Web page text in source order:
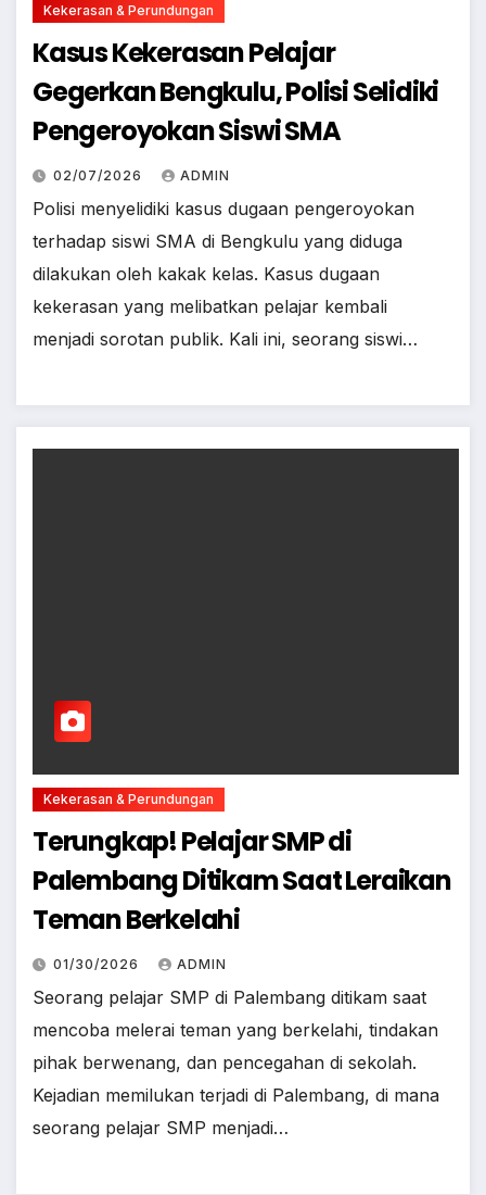
Kekerasan & Perundungan
Kasus Kekerasan Pelajar
Gegerkan Bengkulu, Polisi Selidiki
Pengeroyokan Siswi SMA
02/07/2026 ADMIN
Polisi menyelidiki kasus dugaan pengeroyokan
terhadap siswi SMA di Bengkulu yang diduga
dilakukan oleh kakak kelas. Kasus dugaan
kekerasan yang melibatkan pelajar kembali
menjadi sorotan publik. Kali ini, seorang siswi…
Kekerasan & Perundungan
Terungkap! Pelajar SMP di
Palembang Ditikam Saat Leraikan
Teman Berkelahi
01/30/2026 ADMIN
Seorang pelajar SMP di Palembang ditikam saat
mencoba melerai teman yang berkelahi, tindakan
pihak berwenang, dan pencegahan di sekolah.
Kejadian memilukan terjadi di Palembang, di mana
seorang pelajar SMP menjadi…